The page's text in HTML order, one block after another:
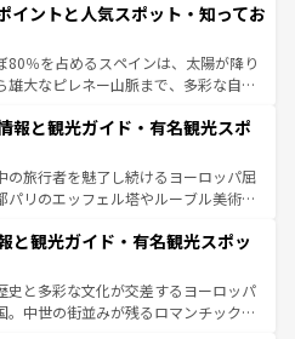
美しい田園風景やアマルフィ海岸の絶
見逃せない。観光の合間には、本場の
絶品のイタリア料理を堪能することも
から夜眠るまで、すべての瞬間を楽し
ア情報はコンテンツ一覧を参照してほ
イントと人気スポット・知ってお
80％を占めるスペインは、太陽が降り
雄大なピレネー山脈まで、多彩な自然
では、情熱的なフラメンコ、熱気あふ
味しいタパスが生活の一部となってい
の洗練された雰囲気や、バルセロナの
から、地方では古代ローマ遺跡や中世
風土や気候が異なるスペインはその個
してほしい。
報と観光ガイド・有名観光スポ
の旅行者を魅了し続けるヨーロッパ屈
パリのエッフェル塔やルーブル美術館
まっている。華麗な宮殿、歴史的な大
、そして豊かな自然が、訪れる者を心
、フランスは美食の国としても知ら
ユネスコ無形文化遺産にも登録されて
と観光ガイド・有名観光スポッ
史と多彩な文化が交差するヨーロッパ
。中世の街並みが残るロマンチック街